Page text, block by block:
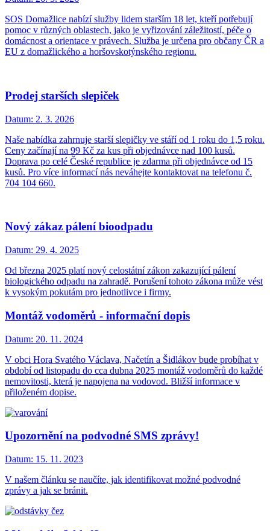
SOS Domažlice nabízí služby lidem starším 18 let, kteří potřebují
pomoc v různých oblastech, jako je vyřizování záležitostí, péče o
domácnost a orientace v právech. Služba je určena pro občany ČR a
EU z domažlického a horšovskotýnského regionu.
Prodej starších slepiček
Datum: 2. 3. 2026
Naše nabídka zahrnuje starší slepičky ve stáří od 1 roku do 1,5 roku.
Ceny začínají na 99 Kč za kus při objednávce nad 100 kusů.
Doprava po celé České republice je zdarma při objednávce od 15
kusů. Pro více informací nás neváhejte kontaktovat na telefonu č.
704 104 660.
Nový zákaz pálení bioodpadu
Datum: 29. 4. 2025
Od března 2025 platí nový celostátní zákon zakazující pálení
biologického odpadu na zahradě. Porušení tohoto zákona může vést
k vysokým pokutám pro jednotlivce i firmy.
Montáž vodoměrů - informační dopis
Datum: 20. 11. 2024
V obci Hora Svatého Václava, Načetín a Šidlákov bude probíhat v
období od listopadu do cca dubna 2025 montáž vodoměrů do každé
nemovitosti, která je napojena na vodovod. Bližší informace v
přiloženém dopise.
Upozornění na podvodné SMS zprávy!
Datum: 15. 11. 2023
V našem článku se naučíte, jak identifikovat možné podvodné
zprávy a jak se bránit.